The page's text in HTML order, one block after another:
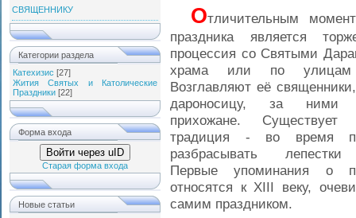
СВЯЩЕННИКУ
Категории раздела
Катехизис [27]
Жития Святых и Католические
Праздники [22]
Форма входа
Войти через uID
Старая форма входа
Новые статьи
Отличительным
праздника является
процессия со Святыми
храма или по улицам
Возглавляют её
дароносицу, за ними
прихожане. Существует
традиция - во время
разбрасывать
Первые упоминания о
относятся к XIII веку,
самим праздником.